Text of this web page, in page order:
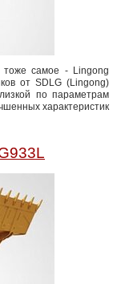
тоже самое - Lingong
от SDLG (Lingong)
по параметрам
характеристик